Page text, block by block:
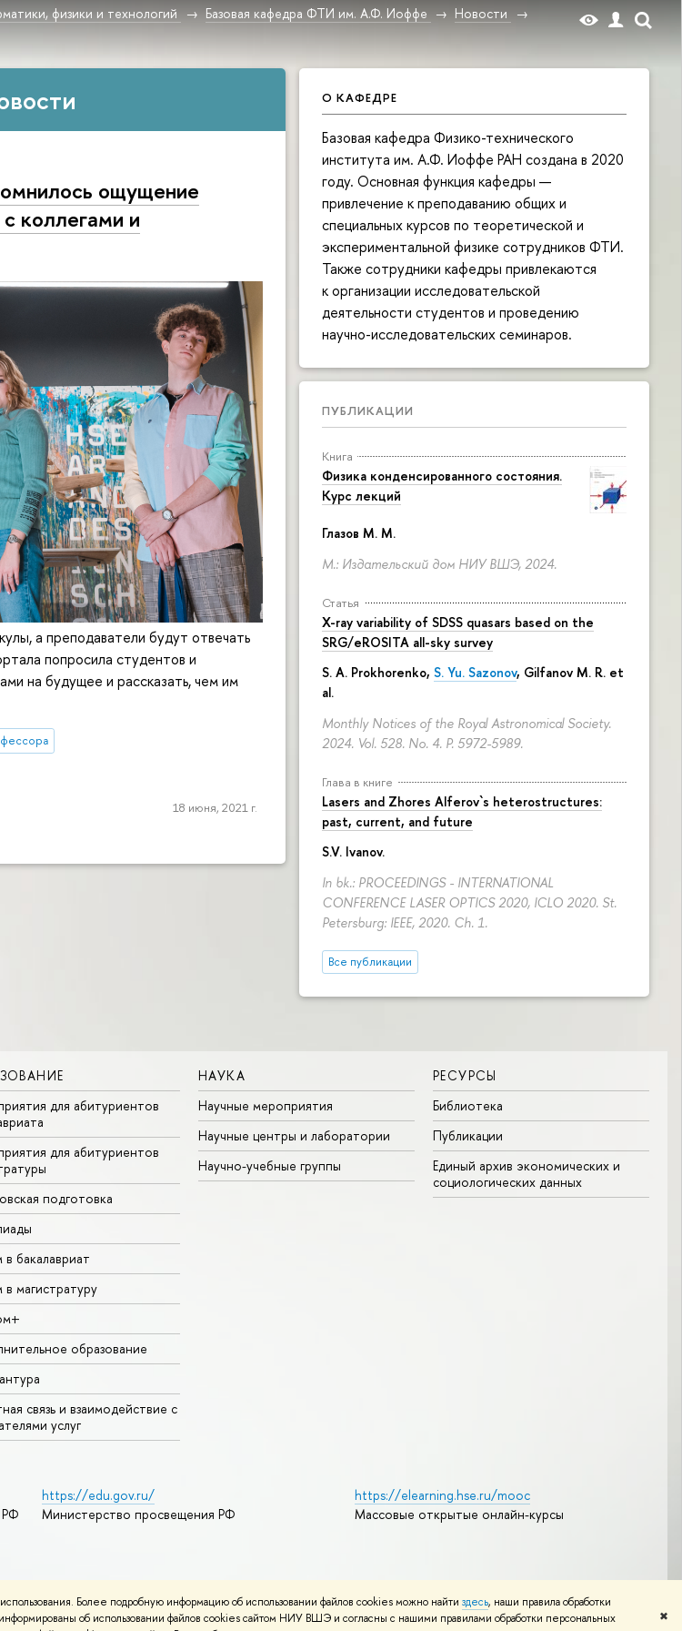
Более подробную информацию об использовании файлов cookies можно найти здесь, наши правила обработки
об использовании файлов cookies сайтом НИУ ВШЭ и согласны с нашими правилами обработки персональных
✖
физики и технологий Базовая кафедра ФТИ им. А.Ф. Иоффе
Новости
О КАФЕДРЕ
Базовая кафедра Физико-технического
института им. А.Ф. Иоффе РАН создана в 2020
году. Основная функция кафедры —
привлечение к преподаванию общих и
специальных курсов по теоретической и
экспериментальной физике сотрудников ФТИ.
Также сотрудники кафедры привлекаются
к организации исследовательской
деятельности студентов и проведению
научно-исследовательских семинаров.
ПУБЛИКАЦИИ
Книга
Физика конденсированного состояния.
Курс лекций
Глазов М. М.
М.: Издательский дом НИУ ВШЭ, 2024.
Статья
X-ray variability of SDSS quasars based on the
SRG/eROSITA all-sky survey
S. A. Prokhorenko, S. Yu. Sazonov, Gilfanov M. R. et
al.
Monthly Notices of the Royal Astronomical Society.
2024. Vol. 528. No. 4. P. 5972-5989.
Глава в книге
Lasers and Zhores Alferov`s heterostructures:
past, current, and future
S.V. Ivanov.
In bk.: PROCEEDINGS - INTERNATIONAL
CONFERENCE LASER OPTICS 2020, ICLO 2020. St.
Petersburg: IEEE, 2020. Ch. 1.
Все публикации
ощущение
коллегами и
а преподаватели будут отвечать
попросила студентов и
на будущее и рассказать, чем им
18 июня, 2021 г.
для абитуриентов
для абитуриентов
подготовка
бакалавриат
магистратуру
образование
связь и взаимодействие с
услуг
НАУКА
Научные мероприятия
Научные центры и лаборатории
Научно-учебные группы
РЕСУРСЫ
Библиотека
Публикации
Единый архив экономических и
социологических данных
РФ
https://edu.gov.ru/
Министерство просвещения РФ
https://elearning.hse.ru/mooc
Массовые открытые онлайн-курсы